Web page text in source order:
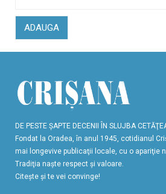
ADAUGA
DE PESTE ŞAPTE DECENII ÎN SLUJBA
Fondat la Oradea, în anul 1945, cotidianul
mai longevive publicaţii locale, cu o apariţie
Tradiţia naşte respect şi valoare.
Citeşte şi te vei convinge!